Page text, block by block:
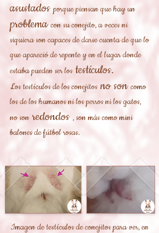
asustados porque piensan que hay un
problema con su conejito, a veces ni
siquiera son capaces de darse cuenta de que lo
que apareció de repente y en el lugar donde
estaba pueden ser los testículos.
Los testículos de los conejitos no son como
los de los humanos ni los perros ni los gatos,
no son redondos , son más como mini
balones de fútbol rosas.
Imagen de testículos de conejitos para ver, en